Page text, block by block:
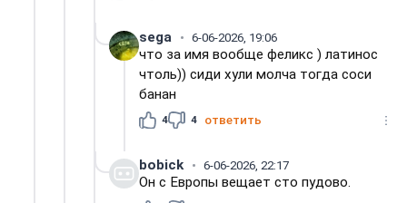
sega 6-06-2026, 19:06
что за имя вообще феликс ) латинос
чтоль)) сиди хули молча тогда соси
банан
4 4 ответить
bobick 6-06-2026, 22:17
Он с Европы вещает сто пудово.